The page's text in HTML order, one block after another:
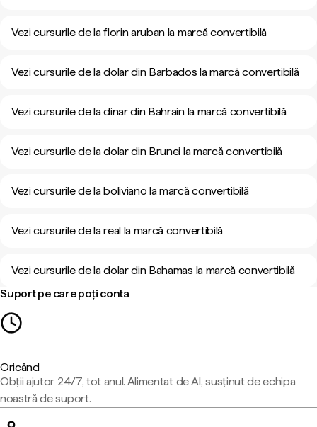
Vezi cursurile de la florin aruban la marcă convertibilă
Vezi cursurile de la dolar din Barbados la marcă convertibilă
Vezi cursurile de la dinar din Bahrain la marcă convertibilă
Vezi cursurile de la dolar din Brunei la marcă convertibilă
Vezi cursurile de la boliviano la marcă convertibilă
Vezi cursurile de la real la marcă convertibilă
Vezi cursurile de la dolar din Bahamas la marcă convertibilă
Suport pe care poți conta
Oricând
Obții ajutor 24/7, tot anul. Alimentat de AI, susținut de echipa
noastră de suport.